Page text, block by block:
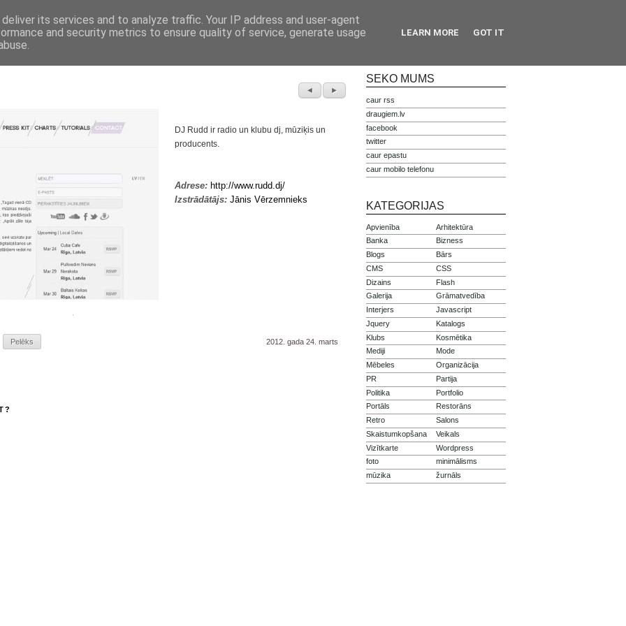
Starta lapa Piedalies projektā
►
◄
DJ Rudd ir radio un klubu dj, mūziķis un
producents.
Adrese: http://www.rudd.dj/
Izstrādātājs: Jānis Vērzemnieks
Pelēks 2012. gada 24. marts
SEKO MUMS
caur rss
draugiem.lv
facebook
twitter
caur epastu
caur mobilo telefonu
KATEGORIJAS
Apvienība
Arhitektūra
Banka
Bizness
Blogs
Bārs
CMS
CSS
Dizains
Flash
Galerija
Grāmatvedība
Interjers
Javascript
Jquery
Katalogs
Klubs
Kosmētika
Mediji
Mode
Mēbeles
Organizācija
PR
Partija
Politika
Portfolio
Portāls
Restorāns
Retro
Salons
Skaistumkopšana
Veikals
Vizītkarte
Wordpress
foto
minimālisms
mūzika
žurnāls
its services and to analyze traffic. Your IP address and user-agent
and security metrics to ensure quality of service, generate usage
LEARN MORE GOT IT